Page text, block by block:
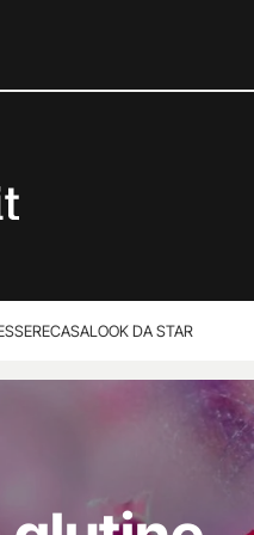
CASALOOK DA STAR